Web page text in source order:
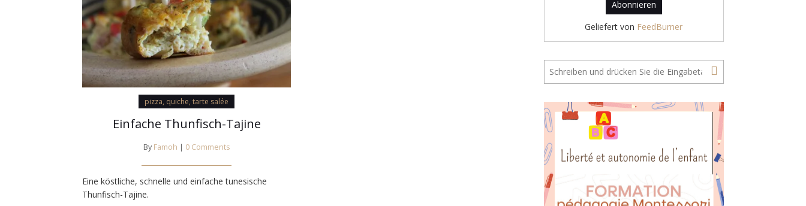
pizza, quiche, tarte salée
Einfache Thunfisch-Tajine
By Famoh | 0 Comments
Eine köstliche, schnelle und einfache tunesische
Thunfisch-Tajine.
Geliefert von FeedBurner